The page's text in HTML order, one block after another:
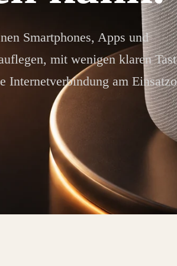
Smartphones, Apps und
mit wenigen klaren
Internetverbindung am